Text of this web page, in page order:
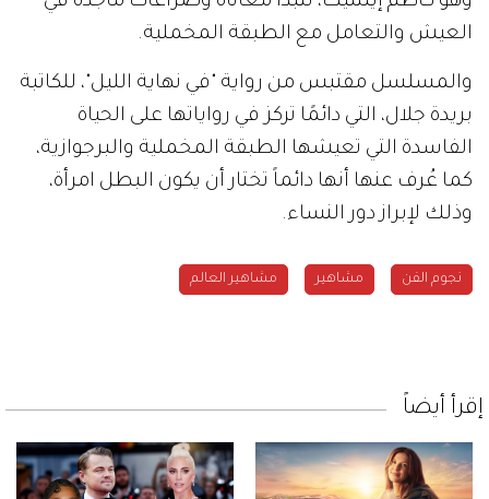
العيش والتعامل مع الطبقة المخملية.
والمسلسل مقتبس من رواية "في نهاية الليل"، للكاتبة
بريدة جلال، التي دائمًا تركز في رواياتها على الحياة
الفاسدة التي تعيشها الطبقة المخملية والبرجوازية،
كما عُرف عنها أنها دائماً تختار أن يكون البطل امرأة،
وذلك لإبراز دور النساء.
نجوم الفن مشاهير مشاهير العالم
إقرأ أيضاً